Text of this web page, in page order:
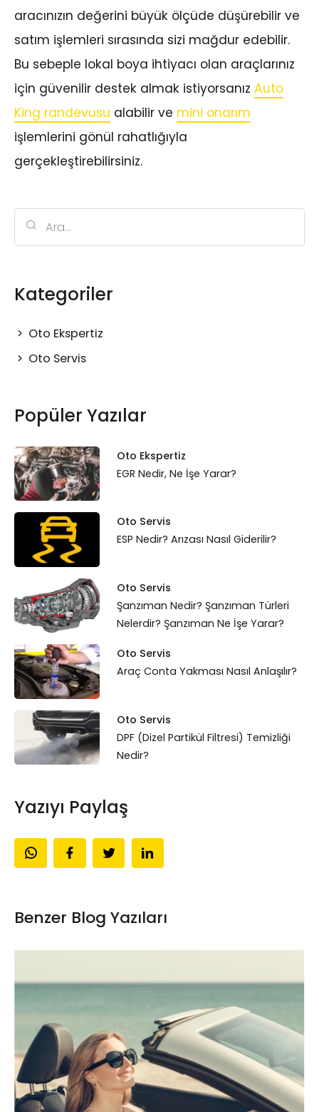
aracınızın değerini büyük ölçüde düşürebilir ve
satım işlemleri sırasında sizi mağdur edebilir.
Bu sebeple lokal boya ihtiyacı olan araçlarınız
için güvenilir destek almak istiyorsanızAuto
King randevusu alabilir ve mini onarım
işlemlerini gönül rahatlığıyla
gerçekleştirebilirsiniz.
Kategoriler
Oto Ekspertiz
Oto Servis
Popüler Yazılar
Oto Ekspertiz
EGR Nedir, Ne İşe Yarar?
Oto Servis
ESP Nedir? Arızası Nasıl Giderilir?
Oto Servis
Şanzıman Nedir? Şanzıman Türleri
Nelerdir? Şanzıman Ne İşe Yarar?
Oto Servis
Araç Conta Yakması Nasıl Anlaşılır?
Oto Servis
DPF (Dizel Partikül Filtresi) Temizliği
Nedir?
Yazıyı Paylaş
Benzer Blog Yazıları